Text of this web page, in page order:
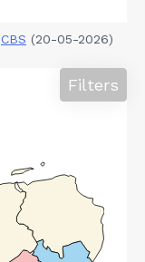
CBS (20-05-2026)
Filters